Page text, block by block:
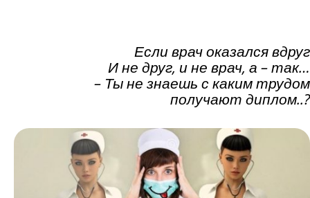
Если врач оказался вдруг
И не друг, и не врач, а – так…
– Ты не знаешь с каким трудом
получают диплом..?